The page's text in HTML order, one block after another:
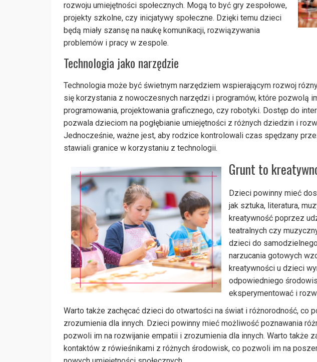
rozwoju umiejętności społecznych. Mogą to być gry zespołowe,
projekty szkolne, czy inicjatywy społeczne. Dzięki temu dzieci
będą miały szansę na naukę komunikacji, rozwiązywania
problemów i pracy w zespole.
Technologia jako narzędzie
Technologia może być świetnym narzędziem wspierającym rozwoj
się korzystania z nowoczesnych narzędzi i programów, które pozwolą
programowania, projektowania graficznego, czy robotyki. Dostęp do
pozwala dzieciom na pogłębianie umiejętności z różnych dziedzin i
Jednocześnie, ważne jest, aby rodzice kontrolowali czas spędzany
stawiali granice w korzystaniu z technologii.
Grunt to
Dzieci powinny mieć
jak sztuka, literatura,
kreatywność poprzez
teatralnych czy
dzieci do
narzucania gotowych
kreatywności u dzieci
odpowiedniego
eksperymentować i
Warto także zachęcać dzieci do otwartości na świat i różnorodność, co
zrozumienia dla innych. Dzieci powinny mieć możliwość poznawania
pozwoli im na rozwijanie empatii i zrozumienia dla innych. Warto także
kontaktów z rówieśnikami z różnych środowisk, co pozwoli im na